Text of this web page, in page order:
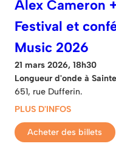
Alex Cameron
Festival et
Music 2026
21 mars 2026, 18h30
Longueur d'onde à
651, rue Dufferin.
PLUS D'INFOS
Acheter des billets